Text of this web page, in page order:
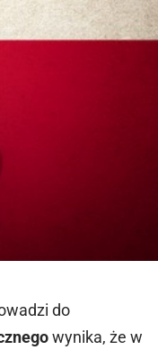
do
wynika, że w